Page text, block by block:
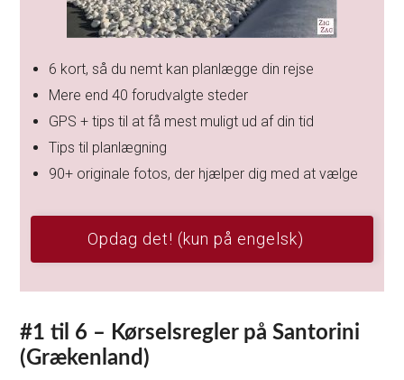
6 kort, så du nemt kan planlægge din rejse
Mere end 40 forudvalgte steder
GPS + tips til at få mest muligt ud af din tid
Tips til planlægning
90+ originale fotos, der hjælper dig med at vælge
Opdag det! (kun på engelsk)
#1 til 6 – Kørselsregler på Santorini
(Grækenland)